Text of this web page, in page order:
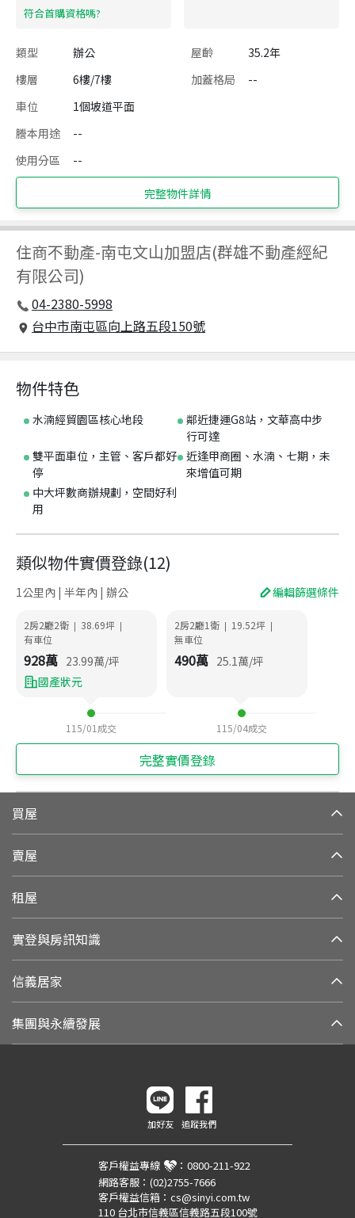
​符合首購資格嗎?
類型 辦公 屋齡
35.2年
樓層
6樓/7樓 加蓋格局
--
車位
1個坡道平面
謄本用途
--
使用分區
--
完整物件詳情
住商不動產-南屯文山加盟店(群雄不動產經紀
有限公司)
04-2380-5998
台中市南屯區向上路五段150號
物件特色
水湳經貿園區核心地段
鄰近捷運G8站，文華高中步
行可達
雙平面車位，主管、客戶都好
停
近逢甲商圈、水湳、七期，未
來增值可期
中大坪數商辦規劃，空間好利
用
類似物件實價登錄(12)
1公里內 | 半年內 | 辦公 編輯篩選條件
2房2廳2衛 | 38.69坪 |
有車位
928萬 23.99萬/坪
國產狀元
115/01 成交
2房2廳1衛 | 19.52坪 |
無車位
490萬 25.1萬/坪
115/04成交
完整實價登錄
買屋
賣屋
租屋
實登與房訊知識
信義居家
集團與永續發展
加好友 追蹤我們
客戶權益專線 ： 0800-211-922
網路客服： (02)2755-7666
客戶權益信箱： cs@sinyi.com.tw
110 台北市信義區信義路五段100號